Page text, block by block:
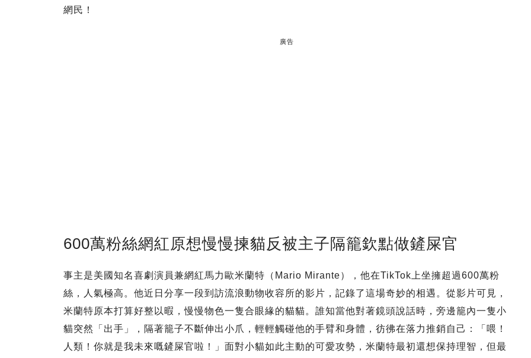
網民！
廣告
600萬粉絲網紅原想慢慢揀貓反被主子隔籠欽點做鏟屎官
事主是美國知名喜劇演員兼網紅馬力歐米蘭特（Mario Mirante），他在TikTok上坐擁超過600萬粉
絲，人氣極高。他近日分享一段到訪流浪動物收容所的影片，記錄了這場奇妙的相遇。從影片可見，
米蘭特原本打算好整以暇，慢慢物色一隻合眼緣的貓貓。誰知當他對著鏡頭說話時，旁邊籠內一隻小
貓突然「出手」，隔著籠子不斷伸出小爪，輕輕觸碰他的手臂和身體，彷彿在落力推銷自己：「喂！
人類！你就是我未來嘅鏟屎官啦！」面對小貓如此主動的可愛攻勢，米蘭特最初還想保持理智，但最